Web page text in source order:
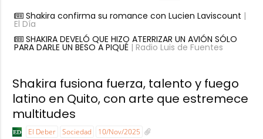
Shakira confirma su romance con Lucien Laviscount |
El Día
SHAKIRA DEVELÓ QUE HIZO ATERRIZAR UN AVIÓN SÓLO
PARA DARLE UN BESO A PIQUÉ| Radio Luis de Fuentes
Shakira fusiona fuerza, talento y fuego
latino en Quito, con arte que estremece
multitudes
El Deber Sociedad 10/Nov/2025